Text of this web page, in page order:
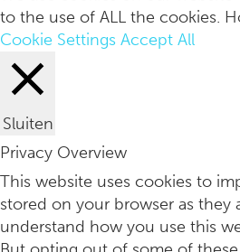
to the use of ALL the cookies.
Cookie Settings Accept All
Sluiten
Privacy Overview
This website uses cookies to
stored on your browser as they
understand how you use this